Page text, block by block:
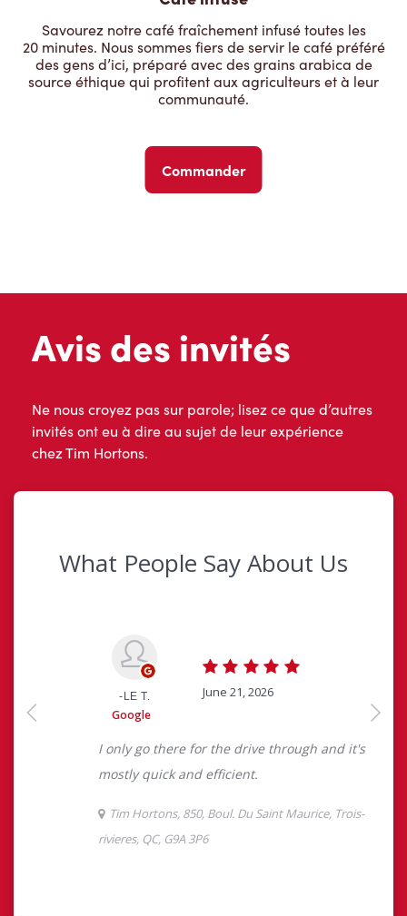
Savourez notre café fraîchement infusé toutes les
20 minutes. Nous sommes fiers de servir le café préféré
des gens d’ici, préparé avec des grains arabica de
source éthique qui profitent aux agriculteurs et à leur
communauté.
Commander
Avis des invités
Ne nous croyez pas sur parole; lisez ce que d’autres
invités ont eu à dire au sujet de leur expérience
chez Tim Hortons.